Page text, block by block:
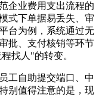
企业费用支出流程的
式下单据易丢失、审
台为例，系统通过无
批、支付核销等环节
找人"的转变。
工自助提交端口、中
别值得注意的是，现